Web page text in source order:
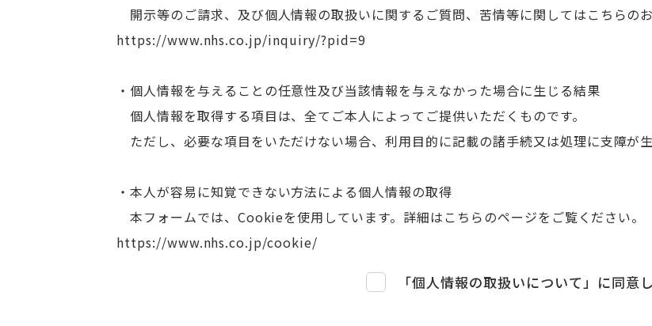
開示等のご請求、及び個人情報の取扱いに関するご質問、苦情等に関してはこちらの
https://www.nhs.co.jp/inquiry/?pid=9
・個人情報を与えることの任意性及び当該情報を与えなかった場合に生じる結果
個人情報を取得する項目は、全てご本人によってご提供いただくものです。
ただし、必要な項目をいただけない場合、利用目的に記載の諸手続又は処理に支障が生
・本人が容易に知覚できない方法による個人情報の取得
本フォームでは、Cookieを使用しています。詳細はこちらのページをご覧ください。
https://www.nhs.co.jp/cookie/
「個人情報の取扱いについて」に同意